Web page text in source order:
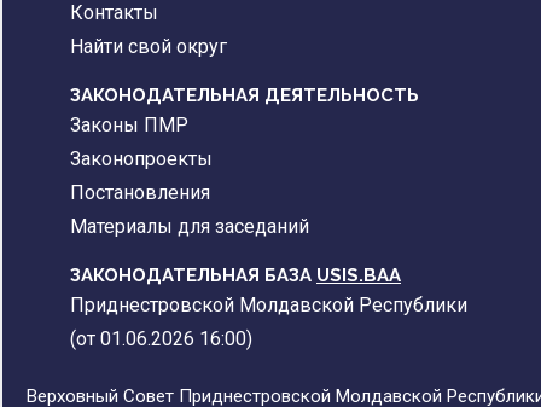
Контакты
Найти свой округ
ЗАКОНОДАТЕЛЬНАЯ ДЕЯТЕЛЬНОСТЬ
Законы ПМР
Законопроекты
Постановления
Материалы для заседаний
ЗАКОНОДАТЕЛЬНАЯ БАЗА USIS.BAA
Приднестровской Молдавской Республики
(от 01.06.2026 16:00)
Верховный Совет Приднестровской Молдавской